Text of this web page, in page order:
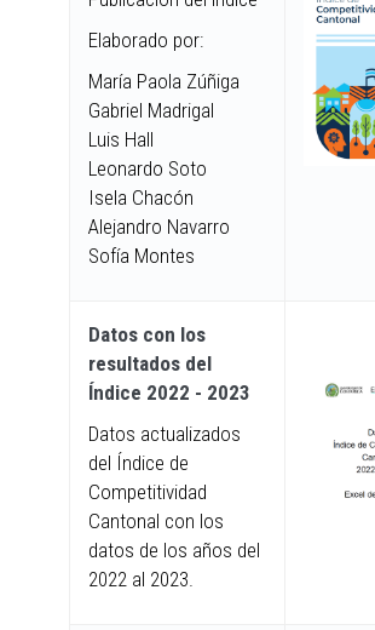
Elaborado por:
María Paola Zúñiga
Gabriel Madrigal
Luis Hall
Leonardo Soto
Isela Chacón
Alejandro Navarro
Sofía Montes
Datos con los
resultados del
Índice 2022 - 2023
Datos actualizados
del Índice de
Competitividad
Cantonal con los
datos de los años del
2022 al 2023.